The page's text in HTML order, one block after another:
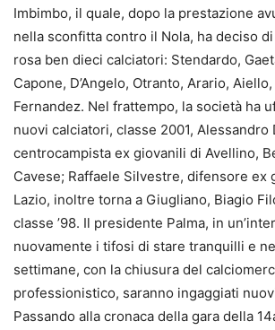
Imbimbo, il quale, dopo la prestazione
nella sconfitta contro il Nola, ha deciso
rosa ben dieci calciatori: Stendardo,
Capone, D’Angelo, Otranto, Arario,
Fernandez. Nel frattempo, la società ha
nuovi calciatori, classe 2001, Alessandro
centrocampista ex giovanili di Avellino,
Cavese; Raffaele Silvestre, difensore ex
Lazio, inoltre torna a Giugliano, Biagio
classe ’98. Il presidente Palma, in
nuovamente i tifosi di stare tranquilli e
settimane, con la chiusura del
professionistico, saranno ingaggiati
Passando alla cronaca della gara della